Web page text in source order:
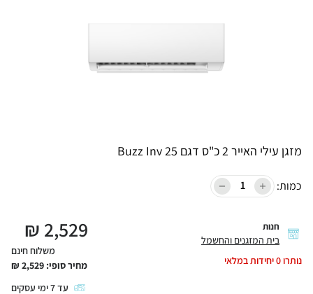
מזגן עילי האייר 2 כ"ס דגם Buzz Inv 25
כמות:
חנות
בית המזגנים והחשמל
נותרו0יחידות במלאי
2,529
₪
משלוח חינם
מחיר סופי: 2,529
₪
עד7ימי עסקים